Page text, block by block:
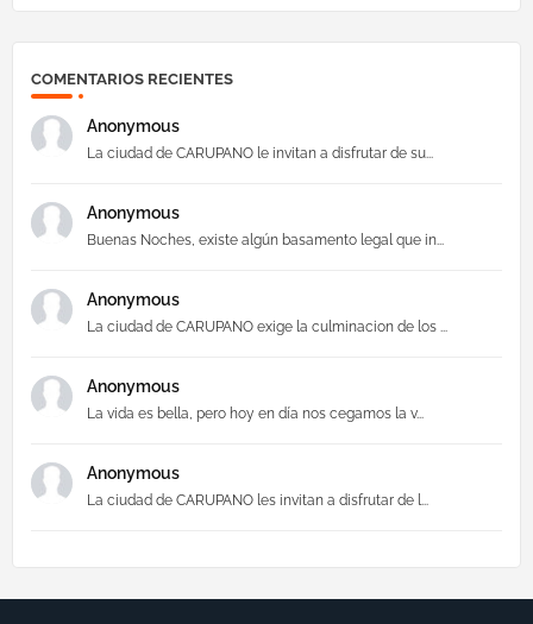
COMENTARIOS RECIENTES
Anonymous
La ciudad de CARUPANO le invitan a disfrutar de su...
Anonymous
Buenas Noches, existe algún basamento legal que in...
Anonymous
La ciudad de CARUPANO exige la culminacion de los ...
Anonymous
La vida es bella, pero hoy en día nos cegamos la v...
Anonymous
La ciudad de CARUPANO les invitan a disfrutar de l...